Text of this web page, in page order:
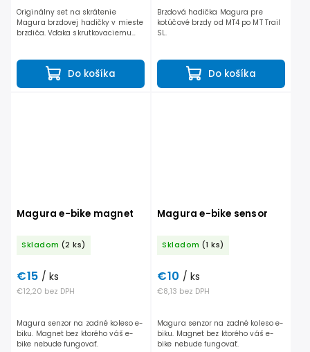
Do košíka
Originálny set na skrátenie
Magura brzdovej hadičky v mieste
brzdiča. Vďaka skrutkovaciemu
mechanikov aj...
Do košíka
Brzdová hadička Magura pre
kotúčové brzdy od MT4 po MT Trail
SL.
Magura e-bike magnet
Skladom (2 ks)
€12,20 bez DPH
€15 / ks
Magura senzor na zadné koleso e-
biku. Magnet bez ktorého váš e-
bike nebude fungovať.
Magura e-bike sensor
Skladom (1 ks)
€8,13 bez DPH
€10 / ks
Magura senzor na zadné koleso e-
biku. Magnet bez ktorého váš e-
bike nebude fungovať.